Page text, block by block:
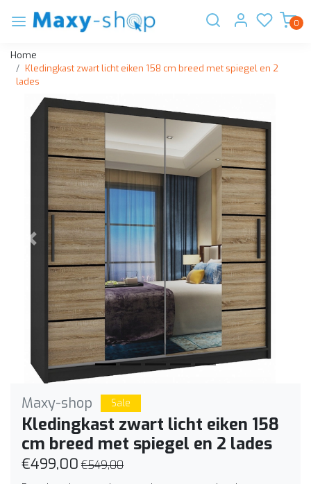
0
Home
Kledingkast zwart licht eiken 158 cm breed met spiegel en 2
lades
Vorige
Maxy-shop Sale
Kledingkast zwart licht eiken 158
cm breed met spiegel en 2 lades
€499,00 €549,00